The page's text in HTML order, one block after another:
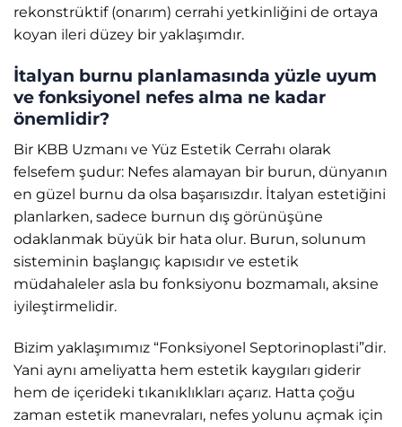
rekonstrüktif (onarım) cerrahi yetkinliğini de ortaya
koyan ileri düzey bir yaklaşımdır.
İtalyan burnu planlamasında yüzle uyum
ve fonksiyonel nefes alma ne kadar
önemlidir?
Bir KBB Uzmanı ve Yüz Estetik Cerrahı olarak
felsefem şudur: Nefes alamayan bir burun, dünyanın
en güzel burnu da olsa başarısızdır. İtalyan estetiğini
planlarken, sadece burnun dış görünüşüne
odaklanmak büyük bir hata olur. Burun, solunum
sisteminin başlangıç kapısıdır ve estetik
müdahaleler asla bu fonksiyonu bozmamalı, aksine
iyileştirmelidir.
Bizim yaklaşımımız “Fonksiyonel Septorinoplasti”dir.
Yani aynı ameliyatta hem estetik kaygıları giderir
hem de içerideki tıkanıklıkları açarız. Hatta çoğu
zaman estetik manevraları, nefes yolunu açmak için